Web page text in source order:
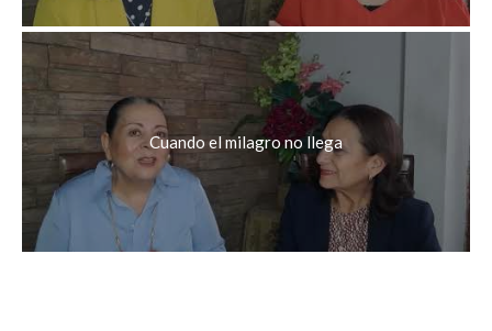
Cuando el milagro no llega